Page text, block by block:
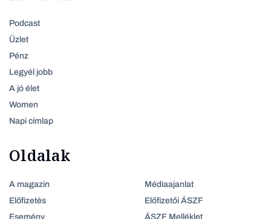
Podcast
Üzlet
Pénz
Legyél jobb
A jó élet
Women
Napi címlap
Oldalak
A magazin
Előfizetés
Esemény
Médiaajanlat
Előfizetői ÁSZF
ÁSZF Melléklet